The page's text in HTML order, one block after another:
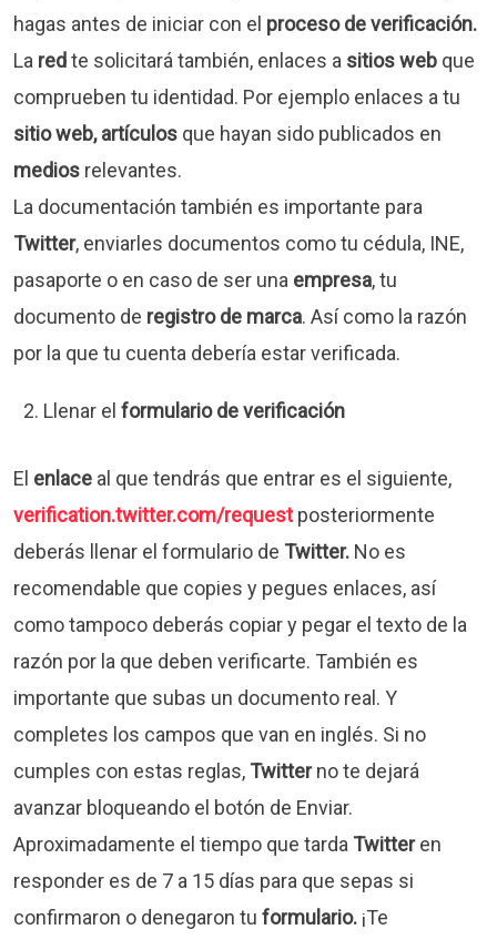
hagas antes de iniciar con el proceso de verificación.
La redte solicitará también, enlaces a sitios web que
comprueben tu identidad. Por ejemplo enlaces a tu
sitio web, artículos que hayan sido publicados en
medios relevantes.
La documentación también es importante para
Twitter, enviarles documentos como tu cédula, INE,
pasaporte o en caso de ser una empresa, tu
documento de registro de marca. Así como la razón
por la que tu cuenta debería estar verificada.
Llenar elformulario de verificación
El enlace al que tendrás que entrar es el siguiente,
verification.twitter.com/request posteriormente
deberás llenar el formulario de Twitter. No es
recomendable que copies y pegues enlaces, así
como tampoco deberás copiar y pegar el texto de la
razón por la que deben verificarte. También es
importante que subas un documento real. Y
completes los campos que van en inglés. Si no
cumples con estas reglas, Twitterno te dejará
avanzar bloqueando el botón de Enviar.
Aproximadamente el tiempo que tarda Twitteren
responder es de 7 a 15 días para que sepas si
confirmaron o denegaron tu formulario. ¡Te